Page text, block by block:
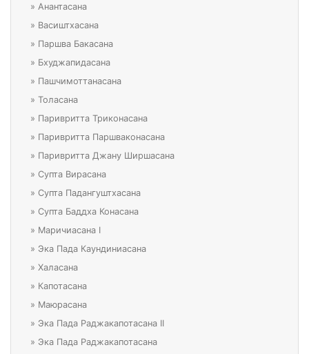
» Анантасана
» Васиштхасана
» Паршва Бакасана
» Бхуджапидасана
» Пашчимоттанасана
» Толасана
» Паривритта Триконасана
» Паривритта Паршваконасана
» Паривритта Джану Ширшасана
» Супта Вирасана
» Супта Падангуштхасана
» Супта Баддха Конасана
» Маричиасана I
» Эка Пада Каундиниасана
» Халасана
» Капотасана
» Маюрасана
» Эка Пада Раджакапотасана II
» Эка Пада Раджакапотасана